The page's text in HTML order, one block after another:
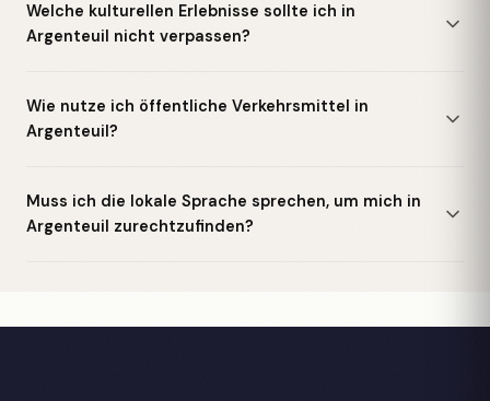
Welche kulturellen Erlebnisse sollte ich in
Argenteuil nicht verpassen?
Wie nutze ich öffentliche Verkehrsmittel in
Argenteuil?
Muss ich die lokale Sprache sprechen, um mich in
Argenteuil zurechtzufinden?